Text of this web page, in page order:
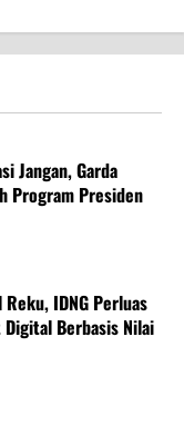
Jangan, Garda
Program Presiden
IDNG Perluas
Berbasis Nilai